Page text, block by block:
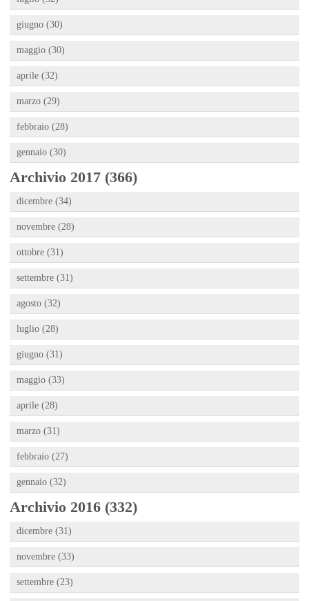
giugno (30)
maggio (30)
aprile (32)
marzo (29)
febbraio (28)
gennaio (30)
Archivio 2017 (366)
dicembre (34)
novembre (28)
ottobre (31)
settembre (31)
agosto (32)
luglio (28)
giugno (31)
maggio (33)
aprile (28)
marzo (31)
febbraio (27)
gennaio (32)
Archivio 2016 (332)
dicembre (31)
novembre (33)
settembre (23)